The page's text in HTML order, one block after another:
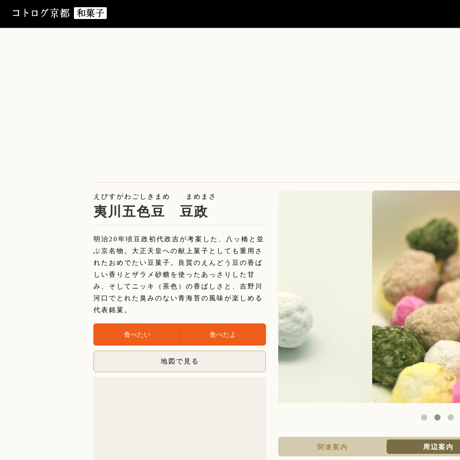
えびすがわごしきまめ まめまさ
夷川五色豆 豆政
明治20年頃豆政初代政吉が考案した、八ッ橋と並
ぶ京名物。大正天皇への献上菓子としても重用さ
れたおめでたい豆菓子。良質のえんどう豆の香ば
しい香りとザラメ砂糖を使ったあっさりした甘
み、そしてニッキ（茶色）の香ばしさと、吉野川
河口でとれた臭みのない青海苔の風味が楽しめる
代表銘菓。
地図で見る
関連案内 周辺案内